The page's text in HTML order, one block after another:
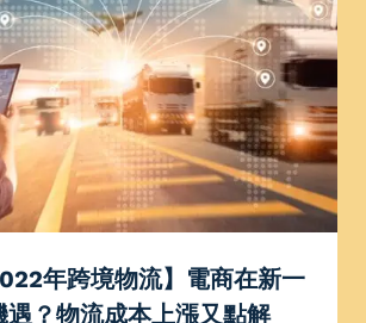
年跨境物流】電商在新一
遇？物流成本上漲又點解